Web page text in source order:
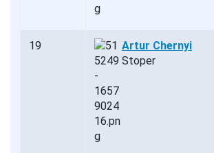
19
Artur Chernyi
Stoper